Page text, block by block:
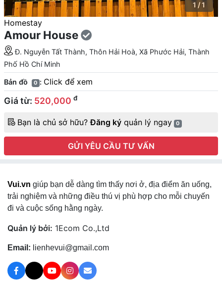
1 / 1
Homestay
Amour House
Đ. Nguyễn Tất Thành, Thôn Hải Hoà, Xã Phước Hải, Thành
Phố Hồ Chí Minh
Bản đồ 0 : Click để xem
Giá từ: 520,000 đ
Bạn là chủ sở hữu?Đăng ký quản lý ngay 0
GỬI YÊU CẦU TƯ VẤN
Vui.vn giúp bạn dễ dàng tìm thấy nơi ở, địa điểm ăn uống,
trải nghiệm và những điều thú vị phù hợp cho mỗi chuyến
đi và cuộc sống hằng ngày.
Quản lý bởi: 1Ecom Co.,Ltd
Email: lienhevui@gmail.com